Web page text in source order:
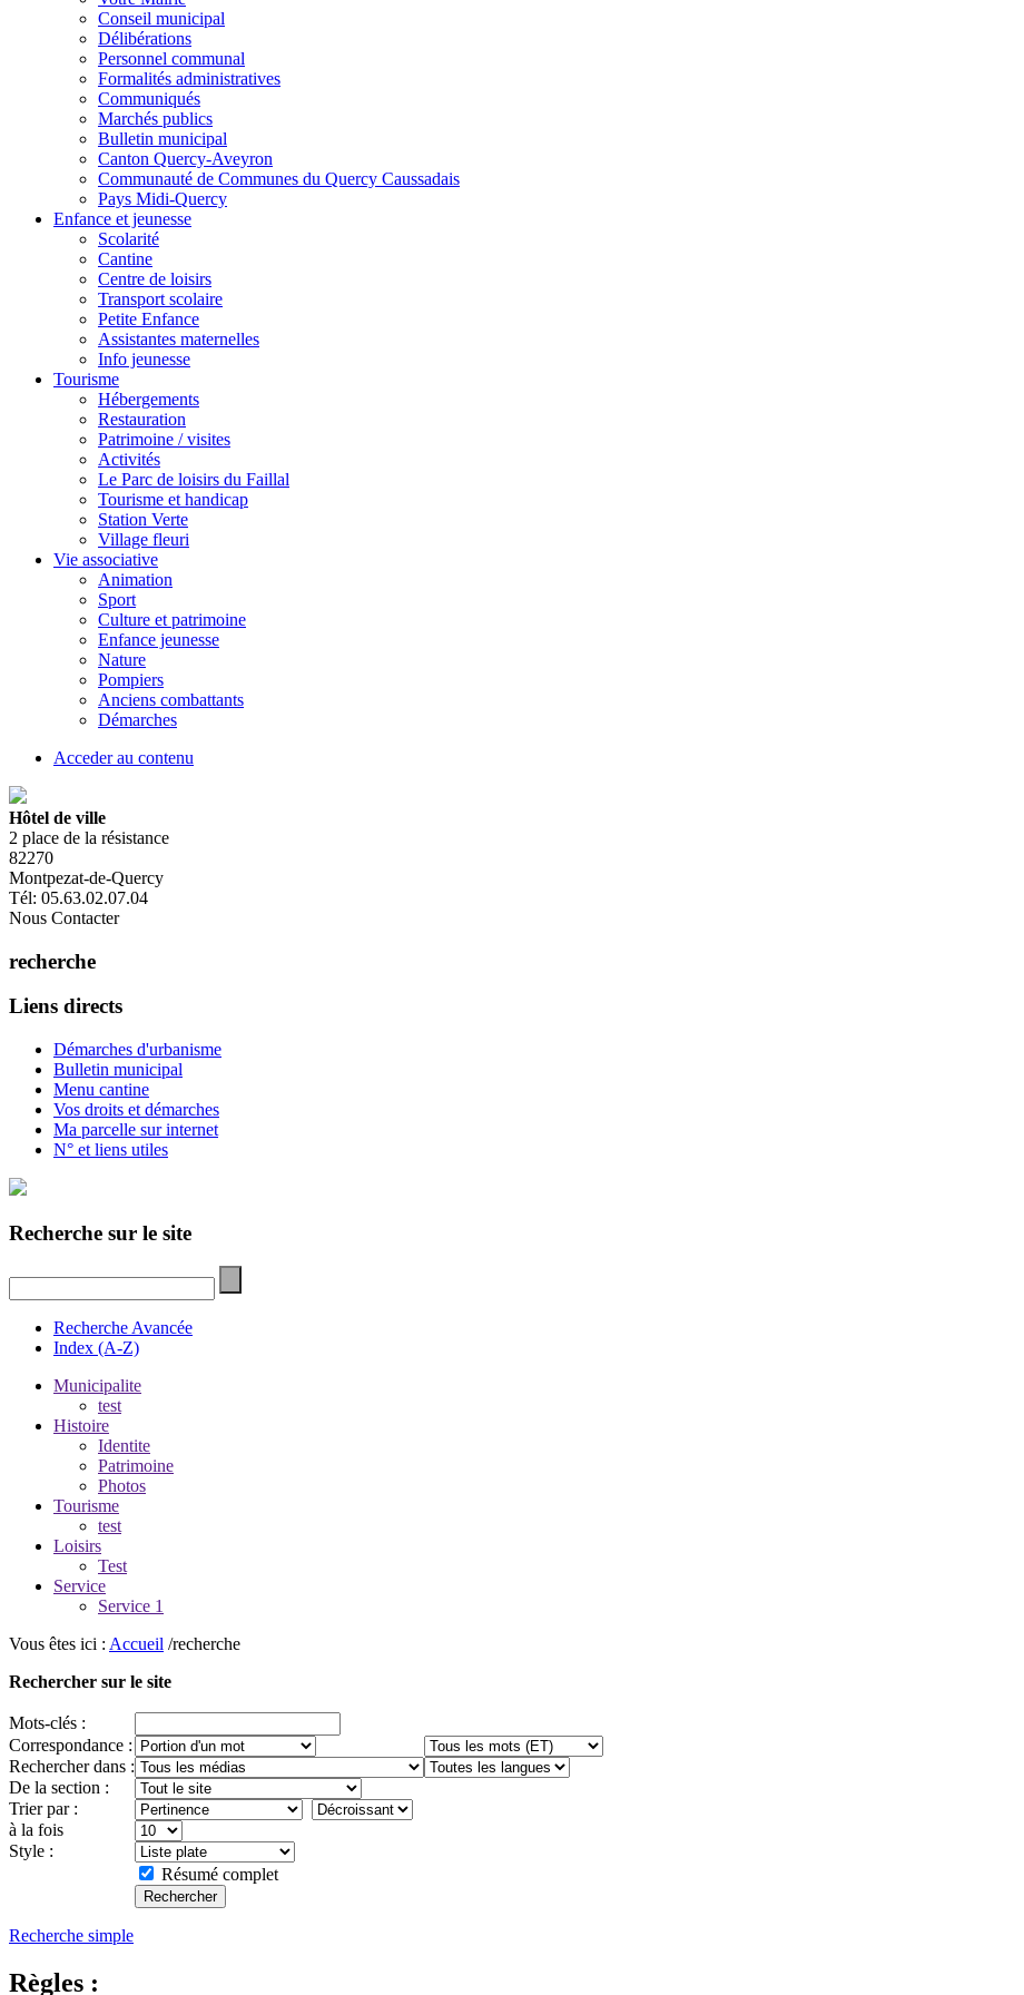
Conseil municipal
Délibérations
Personnel communal
Formalités administratives
Communiqués
Marchés publics
Bulletin municipal
Canton Quercy-Aveyron
Communauté de Communes du Quercy Caussadais
Pays Midi-Quercy
Enfance et jeunesse
Scolarité
Cantine
Centre de loisirs
Transport scolaire
Petite Enfance
Assistantes maternelles
Info jeunesse
Tourisme
Hébergements
Restauration
Patrimoine / visites
Activités
Le Parc de loisirs du Faillal
Tourisme et handicap
Station Verte
Village fleuri
Vie associative
Animation
Sport
Culture et patrimoine
Enfance jeunesse
Nature
Pompiers
Anciens combattants
Démarches
Acceder au contenu
Hôtel de ville
2 place de la résistance
82270
Montpezat-de-Quercy
Tél: 05.63.02.07.04
Nous Contacter
recherche
Liens directs
Démarches d'urbanisme
Bulletin municipal
Menu cantine
Vos droits et démarches
Ma parcelle sur internet
N° et liens utiles
Recherche sur le site
Recherche Avancée
Index (A-Z)
Municipalite
test
Histoire
Identite
Patrimoine
Photos
Tourisme
test
Loisirs
Test
Service
Service 1
Vous êtes ici : Accueil /recherche
Rechercher sur le site
Mots-clés :
Correspondance :
Rechercher dans :
De la section :
Trier par :
à la fois
Style :
Résumé complet
Recherche simple
Règles :